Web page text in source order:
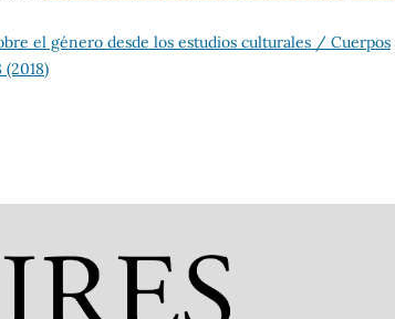
el género desde los estudios culturales / Cuerpos